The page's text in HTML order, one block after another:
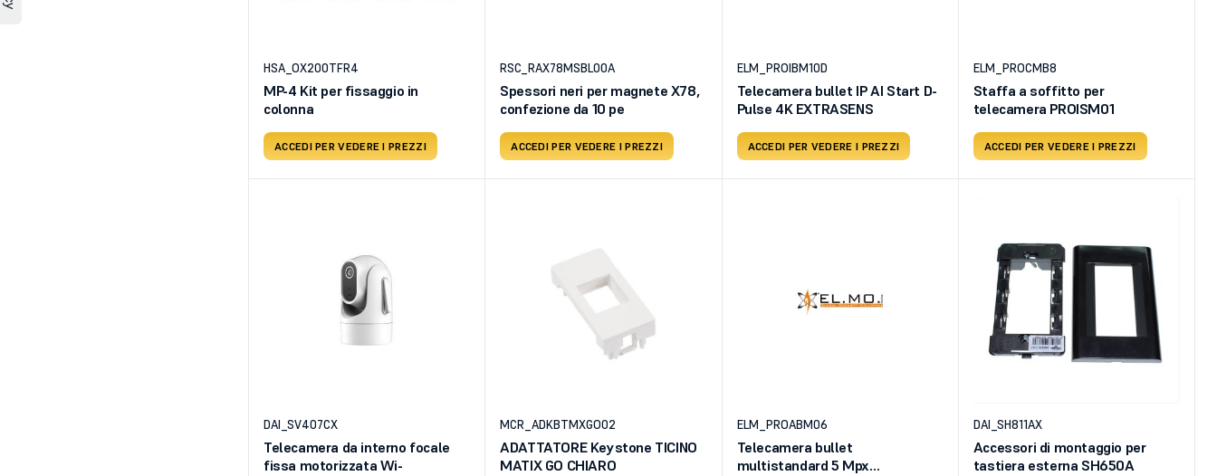
HSA_OX200TFR4
MP-4 Kit per fissaggio in
colonna
ACCEDI PER VEDERE I PREZZI
RSC_RAX78MSBL00A
Spessori neri per magnete X78,
confezione da 10 pe
ACCEDI PER VEDERE I PREZZI
ELM_PROIBM10D
Telecamera bullet IP AI Start D-
Pulse 4K EXTRASENS
ACCEDI PER VEDERE I PREZZI
ELM_PROCMB8
Staffa a soffitto per
telecamera PROISM01
ACCEDI PER VEDERE I PREZZI
DAI_SV407CX
Telecamera da interno focale
fissa motorizzata Wi-
MCR_ADKBTMXGO02
ADATTATORE Keystone TICINO
MATIX GO CHIARO
ELM_PROABM06
Telecamera bullet
multistandard 5 Mpx
DAI_SH811AX
Accessori di montaggio per
tastiera esterna SH650A